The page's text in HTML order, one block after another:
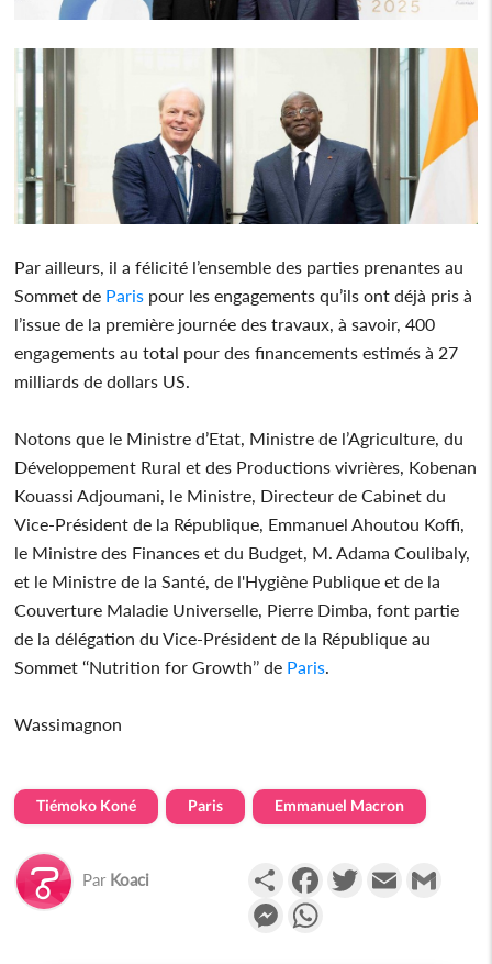
Par ailleurs, il a félicité l’ensemble des parties prenantes au
Sommet de Paris pour les engagements qu’ils ont déjà pris à
l’issue de la première journée des travaux, à savoir, 400
engagements au total pour des financements estimés à 27
milliards de dollars US.
Notons que le Ministre d’Etat, Ministre de l’Agriculture, du
Développement Rural et des Productions vivrières, Kobenan
Kouassi Adjoumani, le Ministre, Directeur de Cabinet du
Vice-Président de la République, Emmanuel Ahoutou Koffi,
le Ministre des Finances et du Budget, M. Adama Coulibaly,
et le Ministre de la Santé, de l'Hygiène Publique et de la
Couverture Maladie Universelle, Pierre Dimba, font partie
de la délégation du Vice-Président de la République au
Sommet ‘‘Nutrition for Growth’’ de Paris
Wassimagnon
Tiémoko Koné Paris Emmanuel Macron
Par Koaci PartagerFacebookTwitterEmail
Messenger